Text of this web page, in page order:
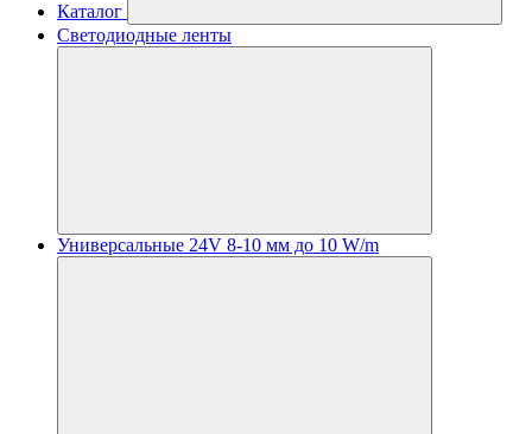
Каталог
Светодиодные ленты
Универсальные 24V 8-10 мм до 10 W/m